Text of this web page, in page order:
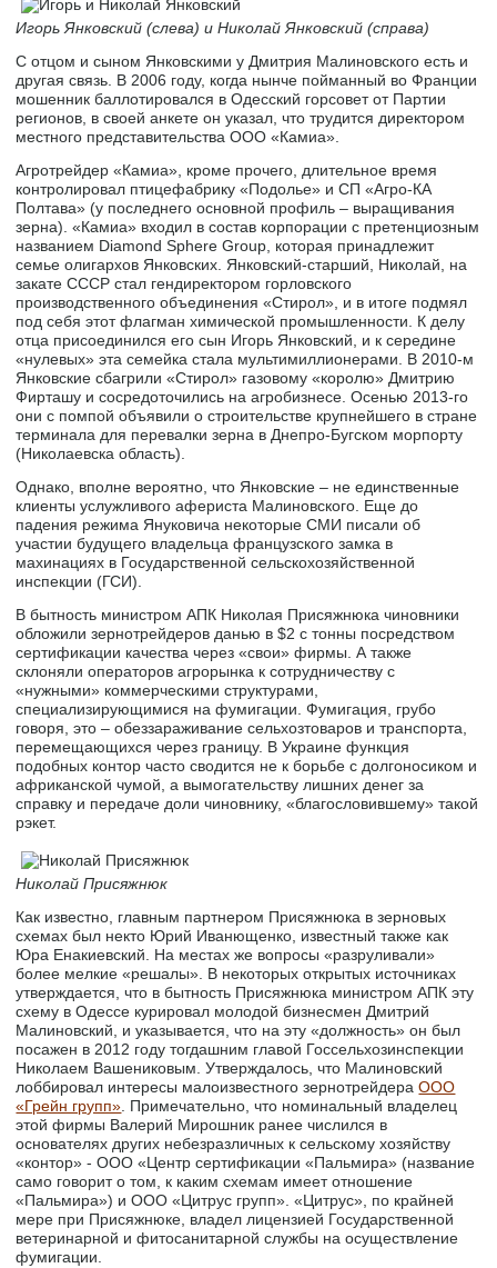
Игорь Янковский (слева) и Николай Янковский (справа)
С отцом и сыном Янковскими у Дмитрия Малиновского есть и
другая связь. В 2006 году, когда нынче пойманный во Франции
мошенник баллотировался в Одесский горсовет от Партии
регионов, в своей анкете он указал, что трудится директором
местного представительства ООО «Камиа».
Агротрейдер «Камиа», кроме прочего, длительное время
контролировал птицефабрику «Подолье» и СП «Агро-КА
Полтава» (у последнего основной профиль – выращивания
зерна). «Камиа» входил в состав корпорации с претенциозным
названием Diamond Sphere Group, которая принадлежит
семье олигархов Янковских. Янковский-старший, Николай, на
закате СССР стал гендиректором горловского
производственного объединения «Стирол», и в итоге подмял
под себя этот флагман химической промышленности. К делу
отца присоединился его сын Игорь Янковский, и к середине
«нулевых» эта семейка стала мультимиллионерами. В 2010-м
Янковские сбагрили «Стирол» газовому «королю» Дмитрию
Фирташу и сосредоточились на агробизнесе. Осенью 2013-го
они с помпой объявили о строительстве крупнейшего в стране
терминала для перевалки зерна в Днепро-Бугском морпорту
(Николаевска область).
Однако, вполне вероятно, что Янковские – не единственные
клиенты услужливого афериста Малиновского. Еще до
падения режима Януковича некоторые СМИ писали об
участии будущего владельца французского замка в
махинациях в Государственной сельскохозяйственной
инспекции (ГСИ).
В бытность министром АПК Николая Присяжнюка чиновники
обложили зернотрейдеров данью в $2 с тонны посредством
сертификации качества через «свои» фирмы. А также
склоняли операторов агрорынка к сотрудничеству с
«нужными» коммерческими структурами,
специализирующимися на фумигации. Фумигация, грубо
говоря, это – обеззараживание сельхозтоваров и транспорта,
перемещающихся через границу. В Украине функция
подобных контор часто сводится не к борьбе с долгоносиком и
африканской чумой, а вымогательству лишних денег за
справку и передаче доли чиновнику, «благословившему» такой
рэкет.
Николай Присяжнюк
Как известно, главным партнером Присяжнюка в зерновых
схемах был некто Юрий Иванющенко, известный также как
Юра Енакиевский. На местах же вопросы «разруливали»
более мелкие «решалы». В некоторых открытых источниках
утверждается, что в бытность Присяжнюка министром АПК эту
схему в Одессе курировал молодой бизнесмен Дмитрий
Малиновский, и указывается, что на эту «должность» он был
посажен в 2012 году тогдашним главой Госсельхозинспекции
Николаем Вашениковым. Утверждалось, что Малиновский
лоббировал интересы малоизвестного зернотрейдераООО
«Грейн групп» . Примечательно, что номинальный владелец
этой фирмы Валерий Мирошник ранее числился в
основателях других небезразличных к сельскому хозяйству
«контор» - ООО «Центр сертификации «Пальмира» (название
само говорит о том, к каким схемам имеет отношение
«Пальмира») и ООО «Цитрус групп». «Цитрус», по крайней
мере при Присяжнюке, владел лицензией Государственной
ветеринарной и фитосанитарной службы на осуществление
фумигации.